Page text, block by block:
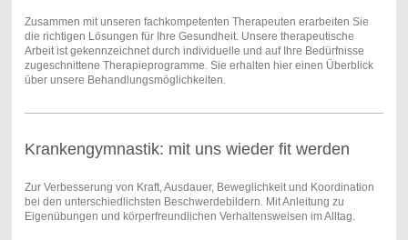
Zusammen mit unseren fachkompetenten Therapeuten erarbeiten Sie
die richtigen Lösungen für Ihre Gesundheit. Unsere therapeutische
Arbeit ist gekennzeichnet durch individuelle und auf Ihre Bedürfnisse
zugeschnittene Therapieprogramme. Sie erhalten hier einen Überblick
über unsere Behandlungsmöglichkeiten.
Krankengymnastik: mit uns wieder fit werden
Zur Verbesserung von Kraft, Ausdauer, Beweglichkeit und Koordination
bei den unterschiedlichsten Beschwerdebildern. Mit Anleitung zu
Eigenübungen und körperfreundlichen Verhaltensweisen im Alltag.